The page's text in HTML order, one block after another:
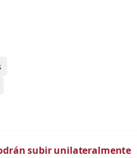
subir unilateralmente